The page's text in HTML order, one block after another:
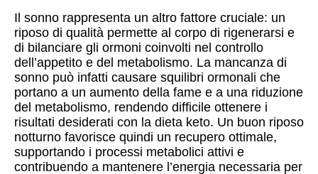
Il sonno rappresenta un altro fattore cruciale: un
riposo di qualità permette al corpo di rigenerarsi e
di bilanciare gli ormoni coinvolti nel controllo
dell’appetito e del metabolismo. La mancanza di
sonno può infatti causare squilibri ormonali che
portano a un aumento della fame e a una riduzione
del metabolismo, rendendo difficile ottenere i
risultati desiderati con la dieta keto. Un buon riposo
notturno favorisce quindi un recupero ottimale,
supportando i processi metabolici attivi e
contribuendo a mantenere l’energia necessaria per